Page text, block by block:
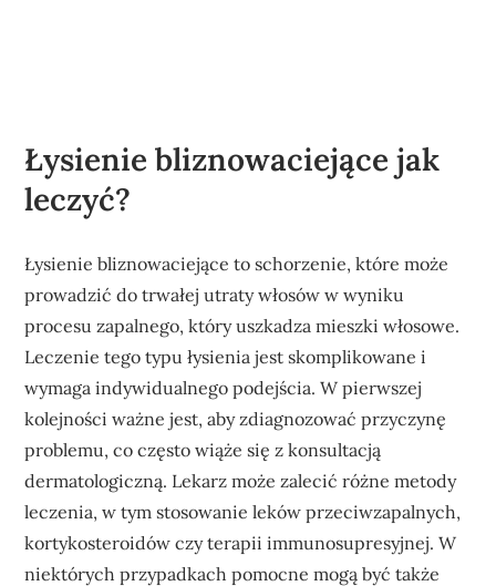
Łysienie bliznowaciejące jak
leczyć?
Łysienie bliznowaciejące to schorzenie, które może
prowadzić do trwałej utraty włosów w wyniku
procesu zapalnego, który uszkadza mieszki włosowe.
Leczenie tego typu łysienia jest skomplikowane i
wymaga indywidualnego podejścia. W pierwszej
kolejności ważne jest, aby zdiagnozować przyczynę
problemu, co często wiąże się z konsultacją
dermatologiczną. Lekarz może zalecić różne metody
leczenia, w tym stosowanie leków przeciwzapalnych,
kortykosteroidów czy terapii immunosupresyjnej. W
niektórych przypadkach pomocne mogą być także